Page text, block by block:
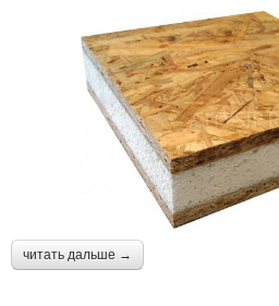
читать дальше →